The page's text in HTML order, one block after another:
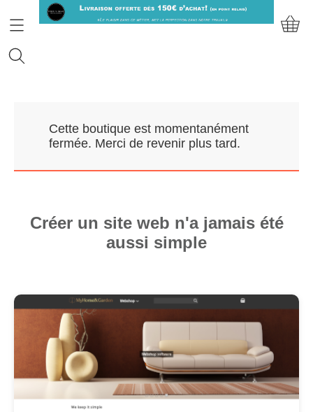
Prendre RDV
Nos Marques
Contact
E-Boutique
Les Promos!
Cette boutique est momentanément
fermée. Merci de revenir plus tard.
Créer un site web n'a jamais été
aussi simple